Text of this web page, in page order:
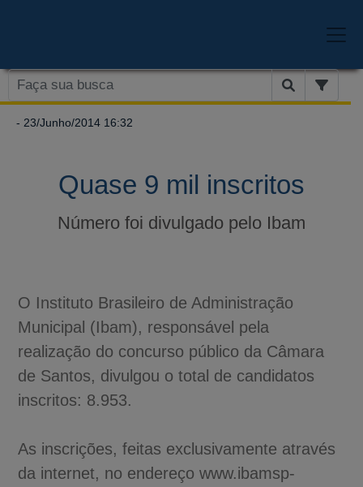
- 23/Junho/2014 16:32
Quase 9 mil inscritos
Número foi divulgado pelo Ibam
O Instituto Brasileiro de Administração
Municipal (Ibam), responsável pela
realização do concurso público da Câmara
de Santos, divulgou o total de candidatos
inscritos: 8.953.
As inscrições, feitas exclusivamente através
da internet, no endereço www.ibamsp-